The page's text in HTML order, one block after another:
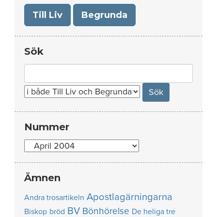
Till Liv Begrunda
Sök
for:
Nummer
Nummer
Ämnen
Andra trosartikeln Apostlagärningarna
Biskop bröd BV Bönhörelse De heliga tre